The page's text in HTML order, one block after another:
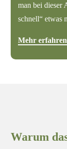
man bei dieser
schnell“ etwas
Mehr erfahren
Warum